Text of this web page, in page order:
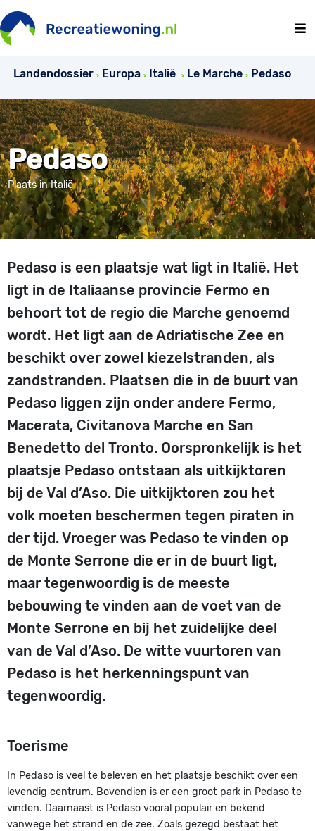
Landendossier Europa Italië Le Marche Pedaso
Pedaso
Plaats in Italië
Pedaso is een plaatsje wat ligt in Italië. Het
ligt in de Italiaanse provincie Fermo en
behoort tot de regio die Marche genoemd
wordt. Het ligt aan de Adriatische Zee en
beschikt over zowel kiezelstranden, als
zandstranden. Plaatsen die in de buurt van
Pedaso liggen zijn onder andere Fermo,
Macerata, Civitanova Marche en San
Benedetto del Tronto. Oorspronkelijk is het
plaatsje Pedaso ontstaan als uitkijktoren
bij de Val d’Aso. Die uitkijktoren zou het
volk moeten beschermen tegen piraten in
der tijd. Vroeger was Pedaso te vinden op
de Monte Serrone die er in de buurt ligt,
maar tegenwoordig is de meeste
bebouwing te vinden aan de voet van de
Monte Serrone en bij het zuidelijke deel
van de Val d’Aso. De witte vuurtoren van
Pedaso is het herkenningspunt van
tegenwoordig.
Toerisme
In Pedaso is veel te beleven en het plaatsje beschikt over een
levendig centrum. Bovendien is er een groot park in Pedaso te
vinden. Daarnaast is Pedaso vooral populair en bekend
vanwege het strand en de zee. Zoals gezegd bestaat het